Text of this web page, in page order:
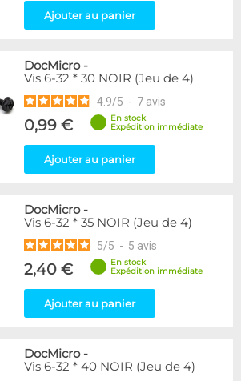
Ajouter au panier
DocMicro-
Vis 6-32 * 30 NOIR (Jeu de 4)
4.9/5 - 7 avis
0,99 €
En stock
Expédition immédiate
Ajouter au panier
DocMicro-
Vis 6-32 * 35 NOIR (Jeu de 4)
5/5 - 5 avis
2,40 €
En stock
Expédition immédiate
Ajouter au panier
DocMicro-
Vis 6-32 * 40 NOIR (Jeu de 4)